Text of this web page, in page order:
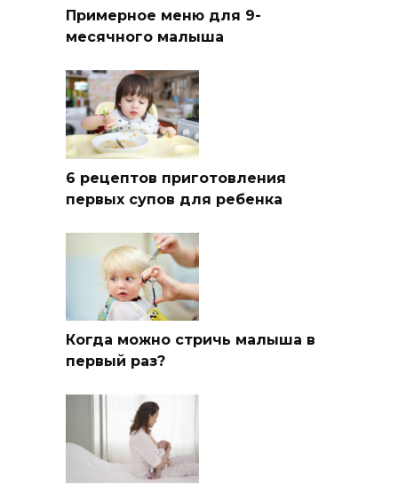
Примерное меню для 9-
месячного малыша
6 рецептов приготовления
первых супов для ребенка
Когда можно стричь малыша в
первый раз?